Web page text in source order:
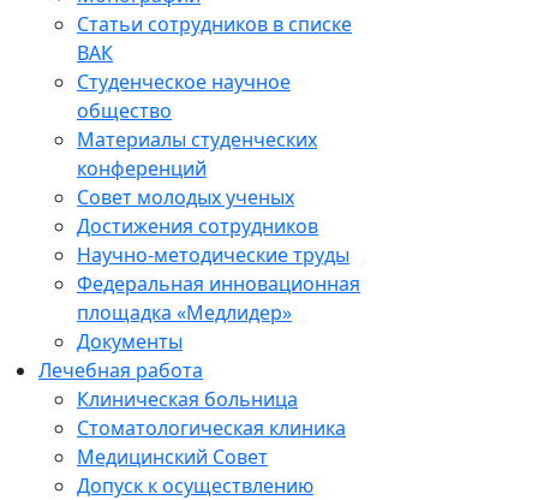
Статьи сотрудников в списке
ВАК
Студенческое научное
общество
Материалы студенческих
конференций
Совет молодых ученых
Достижения сотрудников
Научно-методические труды
Федеральная инновационная
площадка «Медлидер»
Документы
Лечебная работа
Клиническая больница
Стоматологическая клиника
Медицинский Совет
Допуск к осуществлению